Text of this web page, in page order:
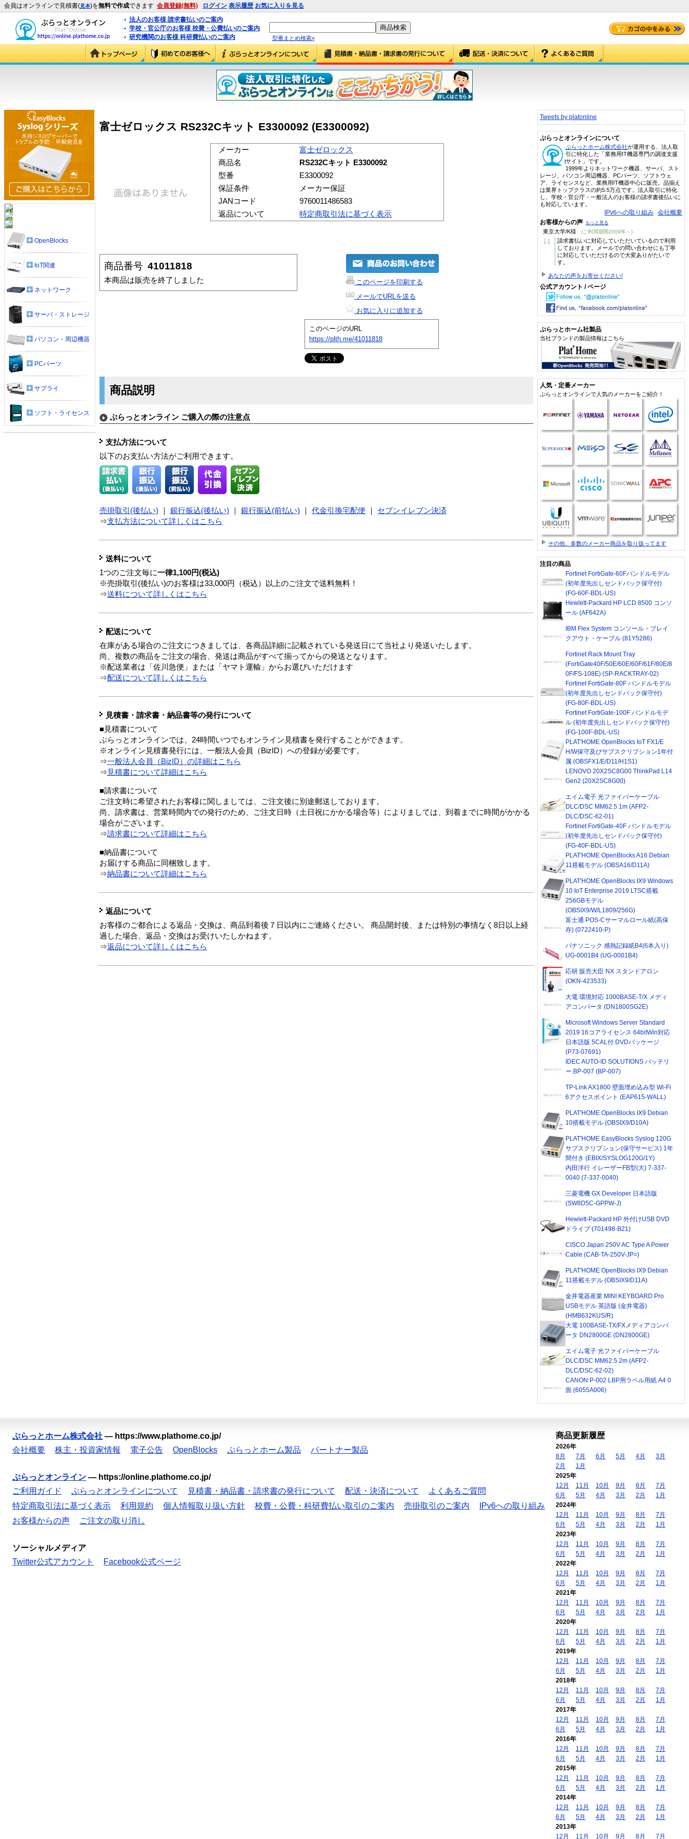
会員はオンラインで見積書(見本)を無料で作成できます 会員登録(無料) ログイン 表示履歴 お気に入りを見る
法人のお客様 請求書払いのご案内
学校・官公庁のお客様 校費・公費払いのご案内
研究機関のお客様 科研費払いのご案内
型番まとめ検索»
富士ゼロックス RS232Cキット E3300092 (E3300092)
メーカー
富士ゼロックス
商品名
RS232Cキット E3300092
型番
E3300092
保証条件
メーカー保証
JANコード
9760011486583
返品について
特定商取引法に基づく表示
商品番号 41011818
本商品は販売を終了しました
このページを印刷する
メールでURLを送る
お気に入りに追加する
このページのURL
https://plth.me/41011818
商品説明
ぷらっとオンライン ご購入の際の注意点
支払方法について
以下のお支払い方法がご利用できます。
売掛取引(後払い) 銀行振込(後払い) 銀行振込(前払い) 代金引換宅配便
セブンイレブン決済
⇒支払方法について詳しくはこちら
送料について
1つのご注文毎に一律1,100円(税込)
※売掛取引(後払い)のお客様は33,000円（税込）以上のご注文で送料無料！
⇒送料について詳しくはこちら
配送について
在庫がある場合のご注文につきましては、各商品詳細に記載されている発送日にて当社より発送いたします。
尚、複数の商品をご注文の場合、発送は商品がすべて揃ってからの発送となります。
※配送業者は「佐川急便」または「ヤマト運輸」からお選びいただけます
⇒配送について詳しくはこちら
見積書・請求書・納品書等の発行について
■見積書について
ぷらっとオンラインでは、24時間いつでもオンライン見積書を発行することができます。
※オンライン見積書発行には、一般法人会員（BizID）への登録が必要です。
⇒一般法人会員（BizID）の詳細はこちら
⇒ 見積書について詳細はこちら
■請求書について
ご注文時に希望されたお客様に関しましては、ご注文後に別途郵送しております。
尚、請求書は、営業時間内での発行のため、ご注文日時（土日祝にかかる場合等）によりましては、到着までに時間がかかる
場合がございます。
⇒請求書について詳細はこちら
■納品書について
お届けする商品に同梱致します。
⇒納品書について詳細はこちら
返品について
お客様のご都合による返品・交換は、商品到着後７日以内にご連絡ください。 商品開封後、または特別の事情なく8日以上経
過した場合、返品・交換はお受けいたしかねます。
⇒返品について詳しくはこちら
OpenBlocks
IoT関連
ネットワーク
サーバ・ストレージ
パソコン・周辺機器
PCパーツ
サプライ
ソフト・ライセンス
Tweets by platonline
ぷらっとオンラインについて
ぷらっとホーム株式会社が運用する、法人取
引に特化した「業務用IT機器専門の調達支援
サイト」です。
1999年よりネットワーク機器、サーバ、スト
レージ、パソコン周辺機器、PCパーツ、ソフトウェ
ア、ライセンスなど、業務用IT機器中心に販売。品揃え
は業界トップクラスの約5.5万点です。法人取引に特化
し、学校・官公庁・一般法人のお客様の請求書後払いに
も対応しています。
IPv6への取り組み 会社概要
お客様からの声 もっと見る
東京大学/K様 (ご利用期間2009年～)
“
請求書払いに対応していただいているので利用
しております。メールでの問い合わせにも丁寧
に対応していただけるので大変ありがたいで
す。
あなたの声をお寄せください!
公式アカウント / ページ
ぷらっとホーム社製品
当社ブランドの製品情報はこちら
人気・定番メーカー
ぷらっとオンラインで人気のメーカーをご紹介！
その他、多数のメーカー商品を取り扱ってます
注目の商品
Fortinet FortiGate-60Fバンドルモデル
(初年度先出しセンドバック保守付)
(FG-60F-BDL-US)
Hewlett-Packard HP LCD 8500 コンソ
ール (AF642A)
IBM Flex System コンソール・ブレイ
クアウト・ケーブル (81Y5286)
Fortinet Rack Mount Tray
(FortiGate40F/50E/60E/60F/61F/80E/8
0F/FS-108E) (SP-RACKTRAY-02)
Fortinet FortiGate-80F バンドルモデル
(初年度先出しセンドバック保守付)
(FG-80F-BDL-US)
Fortinet FortiGate-100F バンドルモデ
ル (初年度先出しセンドバック保守付)
(FG-100F-BDL-US)
PLAT'HOME OpenBlocks IoT FX1/E
H/W保守及びサブスクリプション1年付
属 (OBSFX1/E/D11/H1S1)
LENOVO 20X2SC8G00 ThinkPad L14
Gen2 (20X2SC8G00)
エイム電子 光ファイバーケーブル
DLC/DSC MM62.5 1m (AFP2-
DLC/DSC-62-01)
Fortinet FortiGate-40F バンドルモデル
(初年度先出しセンドバック保守付)
(FG-40F-BDL-US)
PLAT'HOME OpenBlocks A16 Debian
11搭載モデル (OBSA16/D11A)
PLAT'HOME OpenBlocks IX9 Windows
10 IoT Enterprise 2019 LTSC搭載
256GBモデル
(OBSIX9/W/L1809/256G)
富士通 POS-Cサーマルロール紙(高保
存) (0722410-P)
パナソニック 感熱記録紙B4(6本入り)
UG-0001B4 (UG-0001B4)
応研 販売大臣 NX スタンドアロン
(OKN-423533)
大電 環境対応 1000BASE-T/X メディ
アコンバータ (DN1800SG2E)
Microsoft Windows Server Standard
2019 16コアライセンス 64bitWin対応
日本語版 5CAL付 DVDパッケージ
(P73-07691)
IDEC AUTO-ID SOLUTIONS バッテリ
ー BP-007 (BP-007)
TP-Link AX1800 壁面埋め込み型 Wi-Fi
6アクセスポイント (EAP615-WALL)
PLAT'HOME OpenBlocks IX9 Debian
10搭載モデル (OBSIX9/D10A)
PLAT'HOME EasyBlocks Syslog 120G
サブスクリプション(保守サービス) 1年
間付き (EBIX/SYSLOG120G/1Y)
内田洋行 イレーザーFB型(大) 7-337-
0040 (7-337-0040)
三菱電機 GX Developer 日本語版
(SW8D5C-GPPW-J)
Hewlett-Packard HP 外付けUSB DVD
ドライブ (701498-B21)
CISCO Japan 250V AC Type A Power
Cable (CAB-TA-250V-JP=)
PLAT'HOME OpenBlocks IX9 Debian
11搭載モデル (OBSIX9/D11A)
金井電器産業 MINI KEYBOARD Pro
USBモデル 英語版 (金井電器)
(HMB632KUS/R)
大電 100BASE-TX/FXメディアコンバ
ータ DN2800GE (DN2800GE)
エイム電子 光ファイバーケーブル
DLC/DSC MM62.5 2m (AFP2-
DLC/DSC-62-02)
CANON P-002 LBP用ラベル用紙 A4 0
面 (6055A006)
ぷらっとホーム株式会社 — https://www.plathome.co.jp/
会社概要
株主・投資家情報 電子公告 OpenBlocks ぷらっとホーム製品 パートナー製品
ぷらっとオンライン — https://online.plathome.co.jp/
ご利用ガイド
ぷらっとオンラインについて 見積書・納品書・請求書の発行について 配送・決済について
よくあるご質問
特定商取引法に基づく表示
利用規約 個人情報取り扱い方針 校費・公費・科研費払い取引のご案内 売掛取引のご案内
IPv6への取り組み
お客様からの声
ご注文の取り消し
ソーシャルメディア
Twitter公式アカウント
Facebook公式ページ
商品更新履歴
2026年
8月
7月 6月 5月 4月
3月
2月
1月
2025年
12月
11月 10月 9月 8月
7月
6月
5月 4月 3月 2月
1月
2024年
12月
11月 10月 9月 8月
7月
6月
5月 4月 3月 2月
1月
2023年
12月
11月 10月 9月 8月
7月
6月
5月 4月 3月 2月
1月
2022年
12月
11月 10月 9月 8月
7月
6月
5月 4月 3月 2月
1月
2021年
12月
11月 10月 9月 8月
7月
6月
5月 4月 3月 2月
1月
2020年
12月
11月 10月 9月 8月
7月
6月
5月 4月 3月 2月
1月
2019年
12月
11月 10月 9月 8月
7月
6月
5月 4月 3月 2月
1月
2018年
12月
11月 10月 9月 8月
7月
6月
5月 4月 3月 2月
1月
2017年
12月
11月 10月 9月 8月
7月
6月
5月 4月 3月 2月
1月
2016年
12月
11月 10月 9月 8月
7月
6月
5月 4月 3月 2月
1月
2015年
12月
11月 10月 9月 8月
7月
6月
5月 4月 3月 2月
1月
2014年
12月
11月 10月 9月 8月
7月
6月
5月 4月 3月 2月
1月
2013年
12月
11月 10月 9月 8月 7月